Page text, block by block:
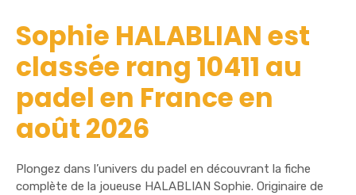
Sophie HALABLIAN est
classée rang 10411 au
padel en France en
août 2026
Plongez dans l’univers du padel en découvrant la fiche
complète de la joueuse HALABLIAN Sophie. Originaire de